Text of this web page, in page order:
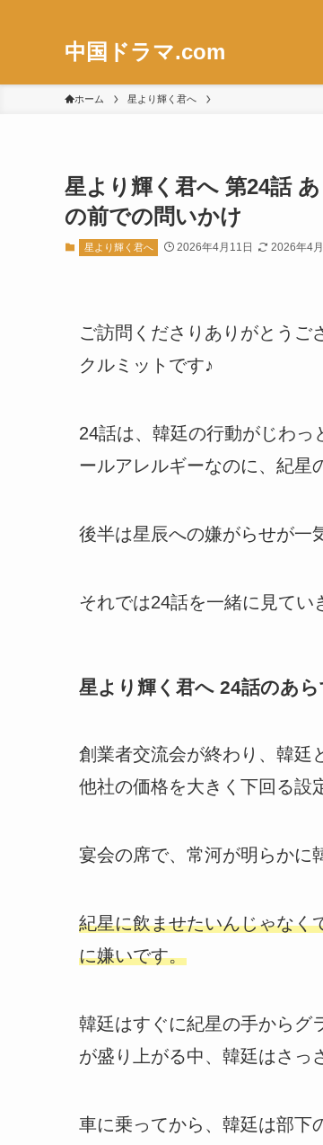
中国ドラマ.com
ホーム 星より輝く君へ
星より輝く君へ 第24話
の前での問いかけ
星より輝く君へ 2026年4月11日 2026年4
ご訪問くださりありがとうご
クルミットです♪
24話は、韓廷の行動がじわっ
ールアレルギーなのに、紀星
後半は星辰への嫌がらせが一
それでは24話を一緒に見てい
星より輝く君へ 24話のあら
創業者交流会が終わり、韓廷
他社の価格を大きく下回る設
宴会の席で、常河が明らかに
紀星に飲ませたいんじゃなく
に嫌いです。
韓廷はすぐに紀星の手からグ
が盛り上がる中、韓廷はさっ
車に乗ってから、韓廷は部下